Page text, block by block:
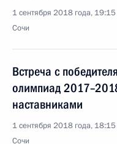
1 сентября 2018 года, 19:15
Сочи
Встреча с
олимпиад
наставниками
1 сентября 2018 года, 18:15
Сочи